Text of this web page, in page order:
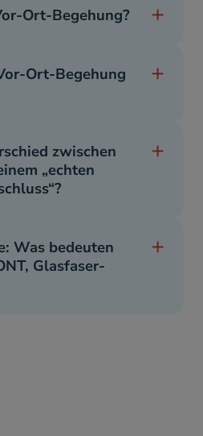
Ort-Begehung?
Ort-Begehung
zwischen
„echten
Was bedeuten
Glasfaser-